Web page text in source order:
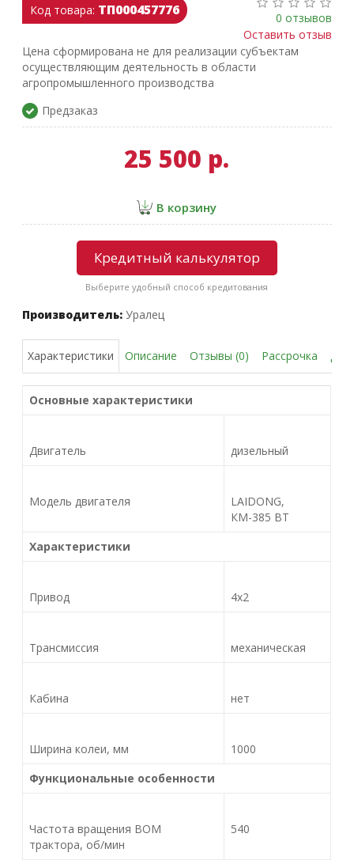
Код товара: ТП000457776
0 отзывов
Оставить отзыв
Цена сформирована не для реализации субъектам
осуществляющим деятельность в области
агропромышленного производства
Предзаказ
25 500 р.
В корзину
Кредитный калькулятор
Выберите удобный способ кредитования
Производитель: Уралец
Характеристики Описание Отзывы (0) Рассрочка
Основные характеристики
Двигатель дизельный
Модель двигателя
LAIDONG,
КМ-385 ВТ
Характеристики
Привод 4х2
Трансмиссия механическая
Кабина нет
Ширина колеи, мм
1000
Функциональные особенности
Частота вращения ВОМ
трактора, об/мин
540